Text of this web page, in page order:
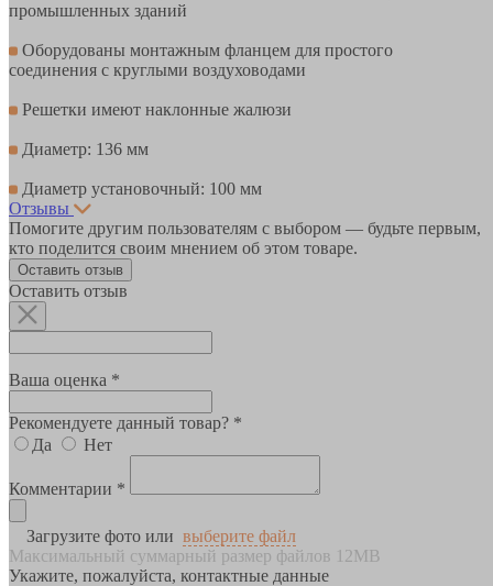
промышленных зданий
Оборудованы монтажным фланцем для простого
соединения с круглыми воздуховодами
Решетки имеют наклонные жалюзи
Диаметр: 136 мм
Диаметр установочный: 100 мм
Отзывы
Помогите другим пользователям с выбором — будьте первым,
кто поделится своим мнением об этом товаре.
Оставить отзыв
Оставить отзыв
Ваша оценка *
Рекомендуете данный товар? *
Да
Нет
Комментарии *
Загрузите фото или выберите файл
Максимальный суммарный размер файлов 12MB
Укажите, пожалуйста, контактные данные